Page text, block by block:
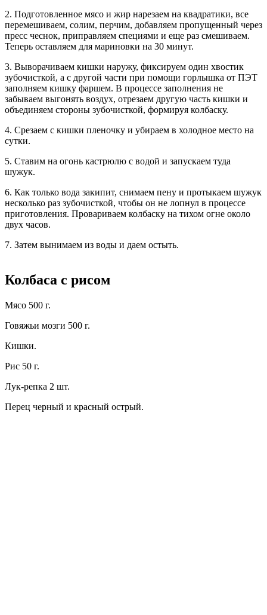
2. Подготовленное мясо и жир нарезаем на квадратики, все
перемешиваем, солим, перчим, добавляем пропущенный через
пресс чеснок, приправляем специями и еще раз смешиваем.
Теперь оставляем для мариновки на 30 минут.
3. Выворачиваем кишки наружу, фиксируем один хвостик
зубочисткой, а с другой части при помощи горлышка от ПЭТ
заполняем кишку фаршем. В процессе заполнения не
забываем выгонять воздух, отрезаем другую часть кишки и
объединяем стороны зубочисткой, формируя колбаску.
4. Срезаем с кишки пленочку и убираем в холодное место на
сутки.
5. Ставим на огонь кастрюлю с водой и запускаем туда
шужук.
6. Как только вода закипит, снимаем пену и протыкаем шужук
несколько раз зубочисткой, чтобы он не лопнул в процессе
приготовления. Провариваем колбаску на тихом огне около
двух часов.
7. Затем вынимаем из воды и даем остыть.
Колбаса с рисом
Мясо 500 г.
Говяжьи мозги 500 г.
Кишки.
Рис 50 г.
Лук-репка 2 шт.
Перец черный и красный острый.